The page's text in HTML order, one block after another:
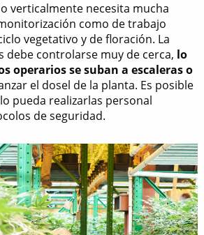
verticalmente necesita mucha
como de trabajo
vegetativo y de floración. La
debe controlarse muy de cerca, lo
operarios se suban a escaleras o
el dosel de la planta. Es posible
pueda realizarlas personal
de seguridad.